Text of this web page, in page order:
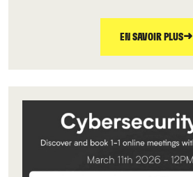
EN SAVOIR PLUS➜